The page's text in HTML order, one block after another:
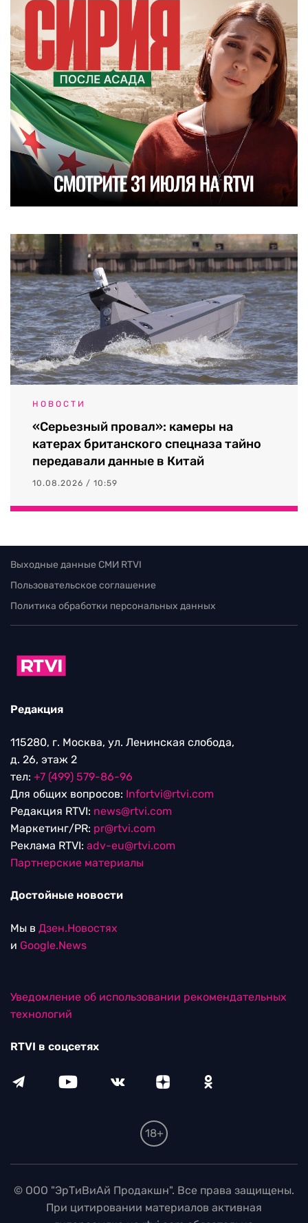
НОВОСТИ
«Серьезный провал»: камеры на
катерах британского спецназа тайно
передавали данные в Китай
10.08.2026 / 10:59
Выходные данные СМИ RTVI
Пользовательское соглашение
Политика обработки персональных данных
Редакция
115280, г. Москва, ул. Ленинская слобода,
д. 26, этаж 2
тел: +7 (499) 579-86-96
Для общих вопросов: Infortvi@rtvi.com
Редакция RTVI: news@rtvi.com
Маркетинг/PR: pr@rtvi.com
Реклама RTVI: adv-eu@rtvi.com
Партнерские материалы
Достойные новости
Мы в Дзен.Новостях
и Google.News
Уведомление об использовании рекомендательных
технологий
RTVI в соцсетях
18+
© ООО "ЭрТиВиАй Продакшн". Все права защищены.
При цитировании материалов активная